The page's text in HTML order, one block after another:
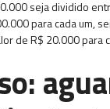
seja dividido
para cada um,
de R$ 20.000 para